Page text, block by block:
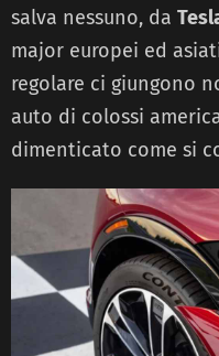
salva nessuno, da
major europei ed
regolare ci giungono
auto di colossi
dimenticato come si